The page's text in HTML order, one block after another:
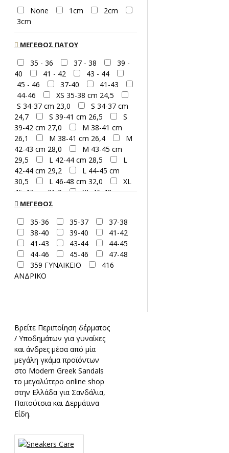
MARBLE-60
ELEPHANT GREY-47
GREY-14
STONE GREY-
96
TAUPE
GREY-88
MINK-29
DARK GREY-
15
ANTHRACITE GREY-31
BLACK-01
GALLETA-18
NATURAL LEATHER-39
CARAMEL-92
FAWN/FAWN BASE-19
LIGHT
BROWN-03
BUFF-
41
CAMEL-70
GABARDINA-56
BROWN-10
CHOCOLATE-98
HAZEL-38
BROWN-37
BROWN-04
DARK
BROWN-05
BROWN-32
None 1cm
2cm
3cm
ΜΈΓΕΘΟΣ ΠΆΤΟΥ
35 - 36 37 - 38
39 -
40
41 - 42
43 - 44
45 - 46
37-40
41-43
44-46
XS 35-38 cm 24,5
S 34-37 cm 23,0
S 34-37 cm
24,7
S 39-41 cm 26,5
S
39-42 cm 27,0
M 38-41 cm
26,1
M 38-41 cm 26,4
M
42-43 cm 28,0
M 43-45 cm
29,5
L 42-44 cm 28,5
L
42-44 cm 29,2
L 44-45 cm
30,5
L 46-48 cm 32,0
XL
45-47 cm 31,0
XL 46-48 cm
31,5
XL 45-48 cm 32,0
(42-43-44) M
(45-46-47) L
(48-49-50) XL
ΓΥΝΑΙΚΕΙΟ
35 - 40
ΑΝΤΡΙΚΟ 40 - 46
36
35 37
38
39
40 41
42
43
44
ΜΈΓΕΘΟΣ
35-36 35-37
37-38
38-40
39-40
41-42
41-43
43-44
44-45
44-46
45-46
47-48
359 ΓΥΝΑΙΚΕΙΟ
416
ΑΝΔΡΙΚΟ
Βρείτε Περιποίηση δέρματος
/ Υποδημάτων για γυναίκες
και άνδρες μέσα από μία
μεγάλη γκάμα προϊόντων
στο Modern Greek Sandals
τo μεγαλύτερo online shop
στην Ελλάδα για Σανδάλια,
Παπούτσια και Δερμάτινα
Είδη.